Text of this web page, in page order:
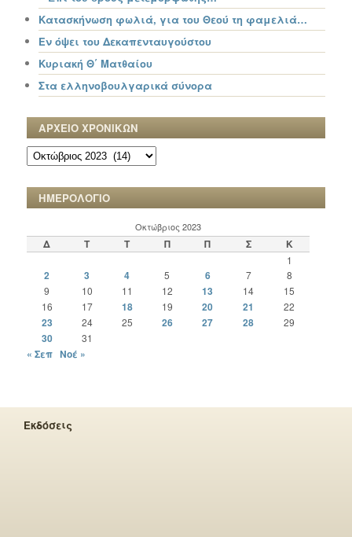
Κατασκήνωση φωλιά, για του Θεού τη φαμελιά…
Εν όψει του Δεκαπενταυγούστου
Κυριακή Θ΄ Ματθαίου
Στα ελληνοβουλγαρικά σύνορα
ΑΡΧΕΙΟ ΧΡΟΝΙΚΩΝ
ΑΡΧΕΙΟ
ΧΡΟΝΙΚΩΝ
ΗΜΕΡΟΛΟΓΙΟ
Οκτώβριος 2023
Δ Τ Τ Π Π Σ Κ
1
2 3 4 5 6 7
8
9
10 11 12 13 14
15
16
17 18 19 20 21 22
23 24 25 26 27 28 29
30 31
« Σεπ Νοέ »
Εκδόσεις